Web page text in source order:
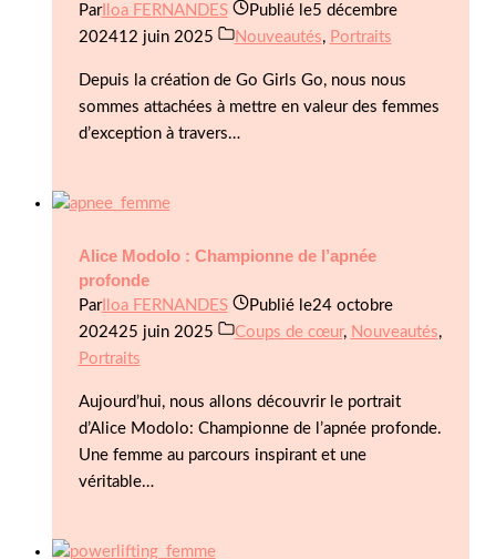
ParIloa FERNANDES Publié le5 décembre
202412 juin 2025 Nouveautés, Portraits
Depuis la création de Go Girls Go, nous nous
sommes attachées à mettre en valeur des femmes
d’exception à travers…
Alice Modolo : Championne de l’apnée
profonde
ParIloa FERNANDES Publié le24 octobre
202425 juin 2025 Coups de cœur, Nouveautés,
Portraits
Aujourd’hui, nous allons découvrir le portrait
d’Alice Modolo: Championne de l’apnée profonde.
Une femme au parcours inspirant et une
véritable…